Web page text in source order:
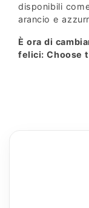
disponibili
arancio e
È ora di
felici: Choose